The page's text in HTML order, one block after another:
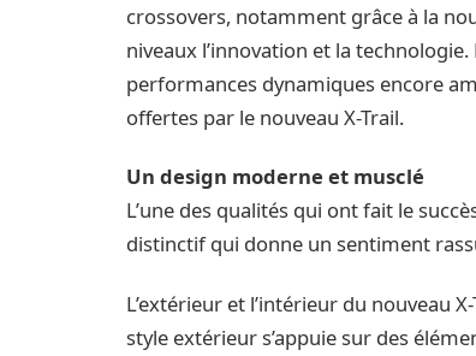
crossovers, notamment grâce à la
niveaux l’innovation et la
performances dynamiques encore
offertes par le nouveau X-Trail.
Un design moderne et musclé
L’une des qualités qui ont fait le
distinctif qui donne un sentiment
L’extérieur et l’intérieur du nouveau
style extérieur s’appuie sur des